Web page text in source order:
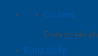
Giỏ hàng
Chưa có sản
Đăng nhập